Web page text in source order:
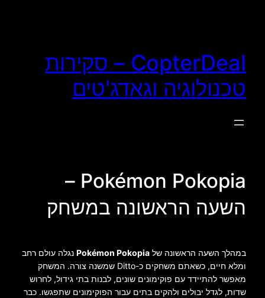
CopterDeal – סקירות
טכנולוגיה וגאדג'טים
Pokémon Pokopia –
השעה הראשונה במשחק
במהלך השעה הראשונה של Pokémon Pokopia נגלה עולם רחב
ומלא חיים, כשאתם משחקים כ-Ditto שמשנה צורה. המשחק
מאפשר להתיידד עם פוקימונים שונים, לבנות בתי גידול, לחרוש
שדות, לגדל יבולים ולהקים בתים עבור הפוקימונים שתפגשו. כבר